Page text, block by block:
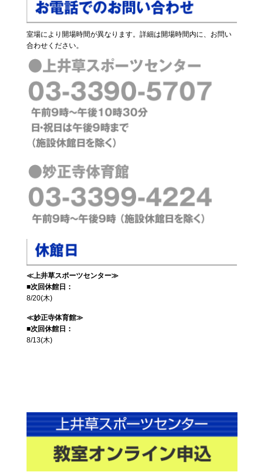
室場により開場時間が異なります。詳細は開場時間内に、お問い
合わせください。
≪上井草スポーツセンター≫
■次回休館日：
8/20(木)
≪妙正寺体育館≫
■次回休館日：
8/13(木)